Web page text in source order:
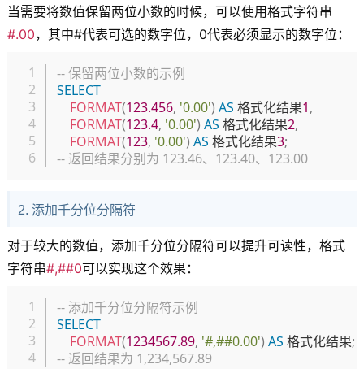
当需要将数值保留两位小数的时候，可以使用格式字符串
#.00，其中#代表可选的数字位，0代表必须显示的数字位：
-- 保留两位小数的示例
SELECT
FORMAT(123.456, '0.00') AS 格式化结果1,
FORMAT(123.4, '0.00') AS 格式化结果2,
FORMAT(123, '0.00') AS 格式化结果3;
-- 返回结果分别为 123.46、123.40、123.00
2. 添加千分位分隔符
对于较大的数值，添加千分位分隔符可以提升可读性，格式
字符串#,##0可以实现这个效果：
-- 添加千分位分隔符示例
SELECT
FORMAT(1234567.89, '#,##0.00') AS 格式化结果;
-- 返回结果为 1,234,567.89